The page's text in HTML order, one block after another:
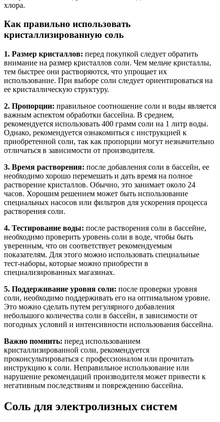
хлора.
Как правильно использовать
кристаллизированную соль
1. Размер кристаллов: перед покупкой следует обратить
внимание на размер кристаллов соли. Чем мельче кристаллы,
тем быстрее они растворяются, что упрощает их
использование. При выборе соли следует ориентироваться на
ее кристаллическую структуру.
2. Пропорции: правильное соотношение соли и воды является
важным аспектом обработки бассейна. В среднем,
рекомендуется использовать 400 грамм соли на 1 литр воды.
Однако, рекомендуется ознакомиться с инструкцией к
приобретенной соли, так как пропорции могут незначительно
отличаться в зависимости от производителя.
3. Время растворения: после добавления соли в бассейн, ее
необходимо хорошо перемешать и дать время на полное
растворение кристаллов. Обычно, это занимает около 24
часов. Хорошим решением может быть использование
специальных насосов или фильтров для ускорения процесса
растворения соли.
4. Тестирование воды: после растворения соли в бассейне,
необходимо проверить уровень соли в воде, чтобы быть
уверенным, что он соответствует рекомендуемым
показателям. Для этого можно использовать специальные
тест-наборы, которые можно приобрести в
специализированных магазинах.
5. Поддерживание уровня соли: после проверки уровня
соли, необходимо поддерживать его на оптимальном уровне.
Это можно сделать путем регулярного добавления
небольшого количества соли в бассейн, в зависимости от
погодных условий и интенсивности использования бассейна.
Важно помнить: перед использованием
кристаллизированной соли, рекомендуется
проконсультироваться с профессионалом или прочитать
инструкцию к соли. Неправильное использование или
нарушение рекомендаций производителя может привести к
негативным последствиям и повреждению бассейна.
Соль для электролизных систем